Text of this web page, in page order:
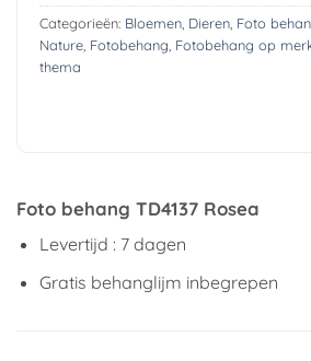
Categorieën: Bloemen, Dieren, Foto
Nature, Fotobehang, Fotobehang op
thema
Foto behang TD4137 Rosea
Levertijd : 7 dagen
Gratis behanglijm inbegrepen